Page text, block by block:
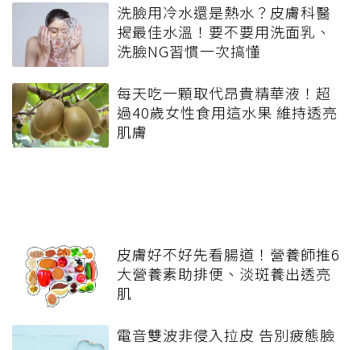
洗臉用冷水還是熱水？皮膚科醫
揭最佳水溫！要不要用洗面乳、
洗臉NG習慣一次搞懂
每天吃一顆取代昂貴精華液！超
過40歲女性食用這水果 維持透亮
肌膚
皮膚好不好先看腸道！營養師推6
大營養素助排便、淡斑養出透亮
肌
電音雙波非侵入拉皮 告別疲態臉